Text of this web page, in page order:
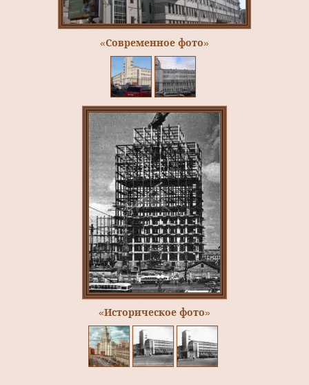
«Современное фото»
«Историческое фото»